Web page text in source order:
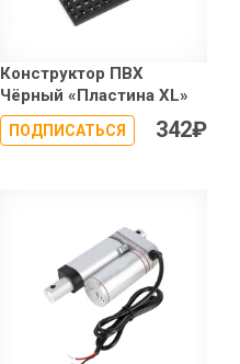
Конструктор ПВХ
Чёрный «Пластина XL»
ПОДПИСАТЬСЯ 342₽